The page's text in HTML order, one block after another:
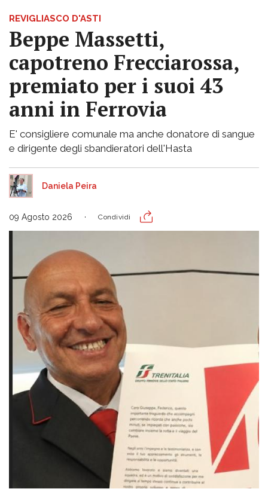
REVIGLIASCO D'ASTI
Beppe Massetti,
capotreno Frecciarossa,
premiato per i suoi 43
anni in Ferrovia
E' consigliere comunale ma anche donatore di sangue
e dirigente degli sbandieratori dell'Hasta
Daniela Peira
09 Agosto 2026 Condividi